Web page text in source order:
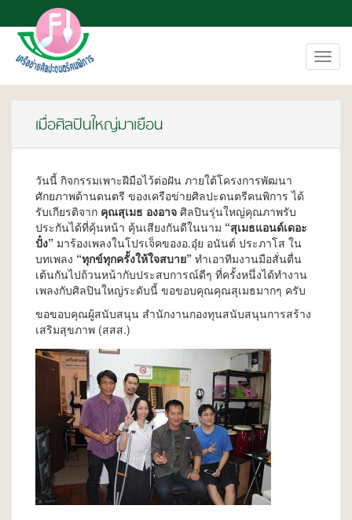
เมื่อศิลปินใหญ่มาเยือน
วันนี้ กิจกรรมเพาะฝีมือไว้ต่อฝัน ภายใต้โครงการพัฒนา
ศักยภาพด้านดนตรี ของเครือข่ายศิลปะดนตรีคนพิการ ได้
รับเกียรติจาก คุณสุเมธ องอาจ ศิลปินรุ่นใหญ่คุณภาพรับ
ประกันได้ที่คุ้นหน้า คุ้นเสียงกันดีในนาม “สุเมธแอนด์เดอะ
ปั๋ง” มาร้องเพลงในโปรเจ็คของอ.อุ๋ย อนันต์ ประภาโส ใน
บทเพลง “ทุกข์ทุกครั้งให้ใจสบาย” ทำเอาทีมงานมือสั่นตื่น
เต้นกันไปถ้วนหน้ากับประสบการณ์ดีๆ ที่ครั้งหนึ่งได้ทำงาน
เพลงกับศิลปินใหญ่ระดับนี้ ขอขอบคุณคุณสุเมธมากๆ ครับ
ขอขอบคุณผู้สนับสนุน สำนักงานกองทุนสนับสนุนการสร้าง
เสริมสุขภาพ (สสส.)